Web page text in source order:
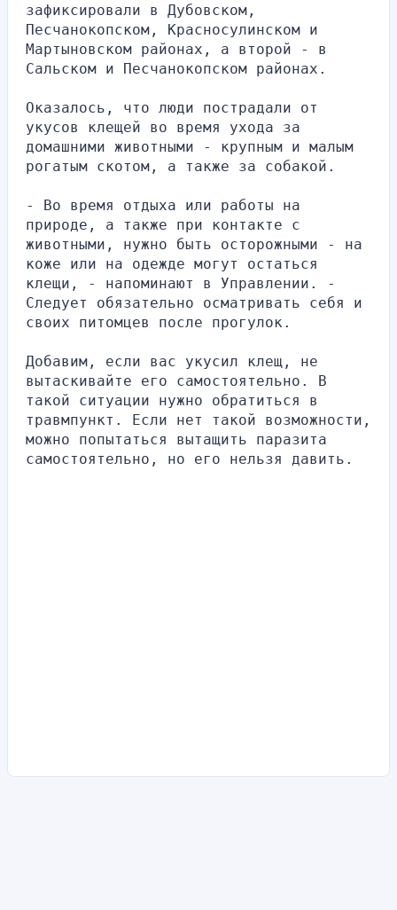
зафиксировали в Дубовском,
Песчанокопском, Красносулинском и
Мартыновском районах, а второй - в
Сальском и Песчанокопском районах.
Оказалось, что люди пострадали от
укусов клещей во время ухода за
домашними животными - крупным и малым
рогатым скотом, а также за собакой.
- Во время отдыха или работы на
природе, а также при контакте с
животными, нужно быть осторожными - на
коже или на одежде могут остаться
клещи, - напоминают в Управлении. -
Следует обязательно осматривать себя и
своих питомцев после прогулок.
Добавим, если вас укусил клещ, не
вытаскивайте его самостоятельно. В
такой ситуации нужно обратиться в
травмпункт. Если нет такой возможности,
можно попытаться вытащить паразита
самостоятельно, но его нельзя давить.